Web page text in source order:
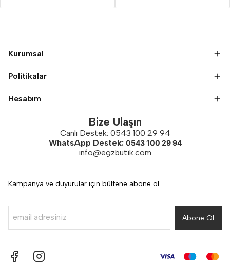
Kurumsal
Politikalar
Hesabım
Bize Ulaşın
Canlı Destek: 0543 100 29 94
WhatsApp Destek: 0543 100 29 94
info@egzbutik.com
Kampanya ve duyurular için bültene abone ol.
Abone Ol